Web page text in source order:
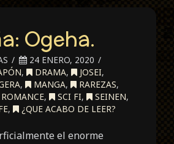
Ogeha.
24 ENERO, 2020
, DRAMA, JOSEI,
, MANGA, RAREZAS,
ROMANCE, SCI FI, SEINEN,
, ¿QUE ACABO DE LEER?
el enorme